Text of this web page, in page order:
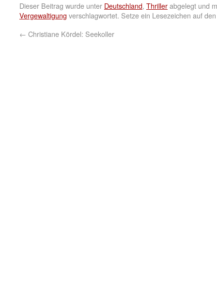
Dieser Beitrag wurde unter Deutschland, Thrillerabgelegt und
Vergewaltigung verschlagwortet. Setze ein Lesezeichen auf
← Christiane Kördel: Seekoller